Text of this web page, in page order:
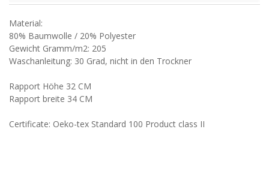
Material:
80% Baumwolle / 20% Polyester
Gewicht Gramm/m2: 205
Waschanleitung: 30 Grad, nicht in den Trockner
Rapport Höhe 32 CM
Rapport breite 34 CM
Certificate: Oeko-tex Standard 100 Product class II